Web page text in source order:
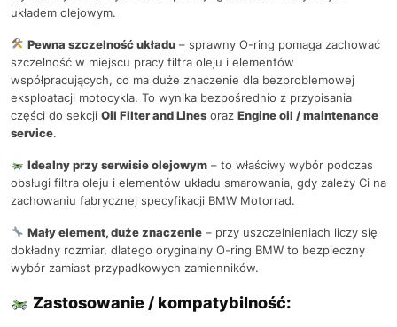
układem olejowym.
Pewna szczelność układu– sprawny O-ring pomaga zachować
szczelność w miejscu pracy filtra oleju i elementów
współpracujących, co ma duże znaczenie dla bezproblemowej
eksploatacji motocykla. To wynika bezpośrednio z przypisania
części do sekcji Oil Filter and Lines oraz Engine oil / maintenance
service.
Idealny przy serwisie olejowym– to właściwy wybór podczas
obsługi filtra oleju i elementów układu smarowania, gdy zależy Ci na
zachowaniu fabrycznej specyfikacji BMW Motorrad.
Mały element, duże znaczenie– przy uszczelnieniach liczy się
dokładny rozmiar, dlatego oryginalny O-ring BMW to bezpieczny
wybór zamiast przypadkowych zamienników.
Zastosowanie / kompatybilność: